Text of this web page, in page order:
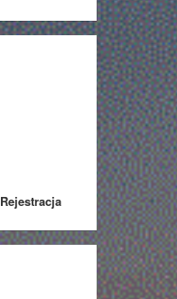
Rejestracja